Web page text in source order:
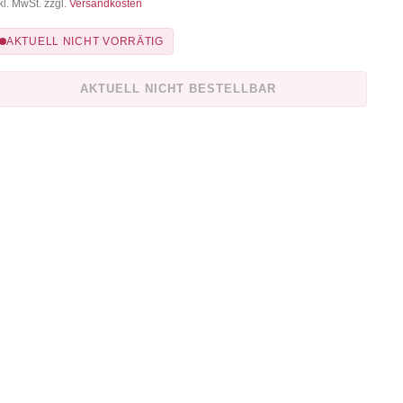
MwSt. zzgl. Versandkosten
AKTUELL NICHT VORRÄTIG
AKTUELL NICHT BESTELLBAR